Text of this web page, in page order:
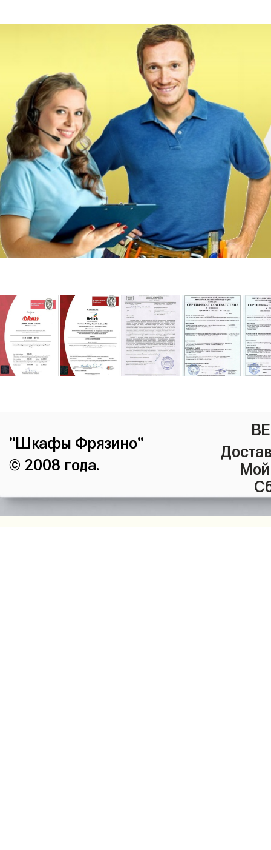
"Шкафы Фрязино"
© 2008 года.